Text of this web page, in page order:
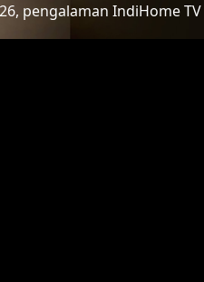
pengalaman IndiHome TV